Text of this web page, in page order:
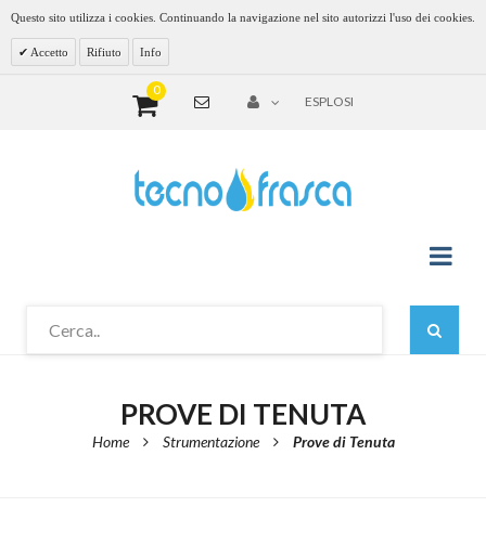
Questo sito utilizza i cookies. Continuando la navigazione nel sito autorizzi l'uso dei cookies.
Accetto Rifiuto Info
0
ESPLOSI
PROVE DI TENUTA
Home Strumentazione Prove di Tenuta